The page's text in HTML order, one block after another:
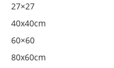
27×27
40x40cm
60×60
80x60cm